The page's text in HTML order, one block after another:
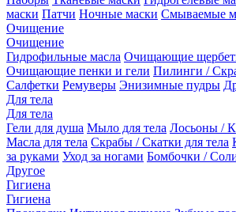
маски Патчи Ночные маски Смываемые
Очищение
Очищение
Гидрофильные масла Очищающие
Очищающие пенки и гели Пилинги /
Салфетки Ремуверы Энизимные пудры
Для тела
Для тела
Гели для душа Мыло для тела Лосьоны /
Масла для тела Скрабы / Скатки для тела
за руками Уход за ногами Бомбочки /
Другое
Гигиена
Гигиена